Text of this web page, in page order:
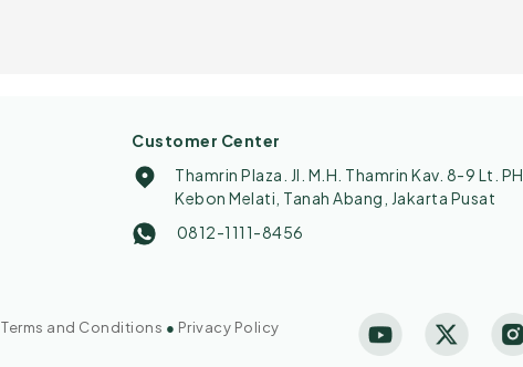
Customer Center
Thamrin Plaza. Jl. M.H. Thamrin Kav. 8-9 Lt. PH.
Kebon Melati, Tanah Abang, Jakarta Pusat
0812-1111-8456
Terms and Conditions ● Privacy Policy